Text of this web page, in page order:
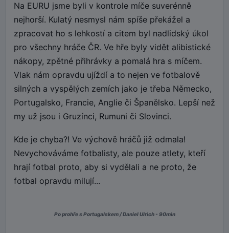
Na EURU jsme byli v kontrole míče suverénně
nejhorší. Kulatý nesmysl nám spíše překážel a
zpracovat ho s lehkostí a citem byl nadlidský úkol
pro všechny hráče ČR. Ve hře byly vidět alibistické
nákopy, zpětné přihrávky a pomalá hra s míčem.
Vlak nám opravdu ujíždí a to nejen ve fotbalově
silných a vyspělých zemích jako je třeba Německo,
Portugalsko, Francie, Anglie či Španělsko. Lepší než
my už jsou i Gruzínci, Rumuni či Slovinci.
Kde je chyba?! Ve výchově hráčů již odmala!
Nevychováváme fotbalisty, ale pouze atlety, kteří
hrají fotbal proto, aby si vydělali a ne proto, že
fotbal opravdu milují...
Po prohře s Portugalskem / Daniel Ulrich - 90min